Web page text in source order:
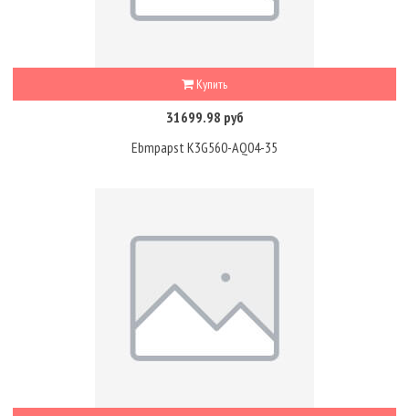
Купить
31699.98 руб
Ebmpapst K3G560-AQ04-35